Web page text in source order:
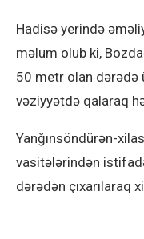
Hadisə yerində
məlum olub ki,
50 metr olan dərədə
vəziyyətdə qalaraq
Yanğınsöndürən-
vasitələrindən
dərədən çıxarılaraq